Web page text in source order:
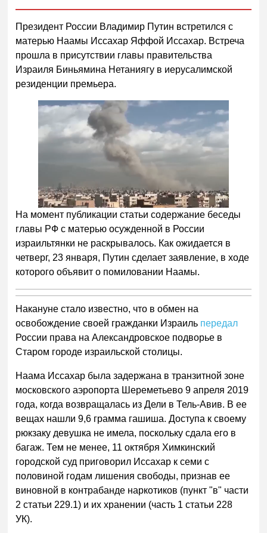
Президент России Владимир Путин встретился с
матерью Наамы Иссахар Яффой Иссахар. Встреча
прошла в присутствии главы правительства
Израиля Биньямина Нетаниягу в иерусалимской
резиденции премьера.
На момент публикации статьи содержание беседы
главы РФ с матерью осужденной в России
израильтянки не раскрывалось. Как ожидается в
четверг, 23 января, Путин сделает заявление, в ходе
которого объявит о помиловании Наамы.
Накануне стало известно, что в обмен на
освобождение своей гражданки Израиль передал
России права на Александровское подворье в
Старом городе израильской столицы.
Наама Иссахар была задержана в транзитной зоне
московского аэропорта Шереметьево 9 апреля 2019
года, когда возвращалась из Дели в Тель-Авив. В ее
вещах нашли 9,6 грамма гашиша. Доступа к своему
рюкзаку девушка не имела, поскольку сдала его в
багаж. Тем не менее, 11 октября Химкинский
городской суд приговорил Иссахар к семи с
половиной годам лишения свободы, признав ее
виновной в контрабанде наркотиков (пункт "в" части
2 статьи 229.1) и их хранении (часть 1 статьи 228
УК).